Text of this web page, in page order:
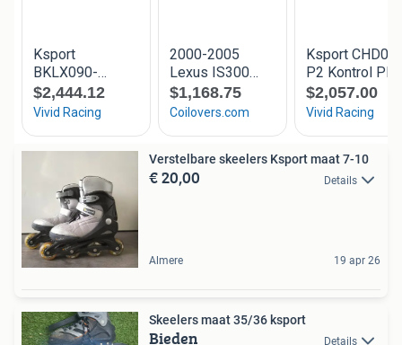
Verstelbare skeelers Ksport maat 7-10
€ 20,00 Details
Almere 19 apr 26
Skeelers maat 35/36 ksport
Bieden Details